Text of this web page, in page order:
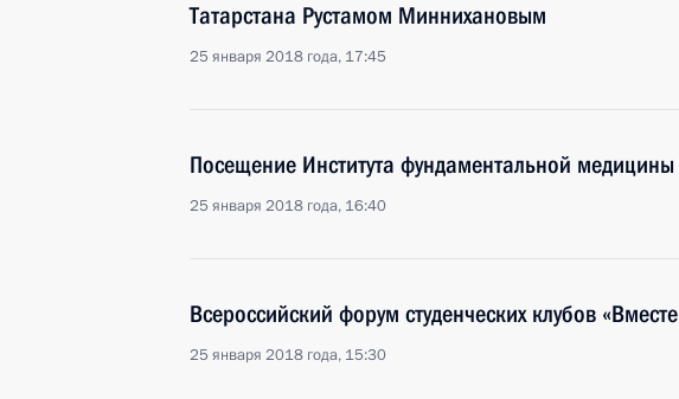
Татарстана Рустамом Миннихановым
25 января 2018 года, 17:45
Посещение Института фундаментальной
25 января 2018 года, 16:40
Всероссийский форум студенческих клубов
25 января 2018 года, 15:30